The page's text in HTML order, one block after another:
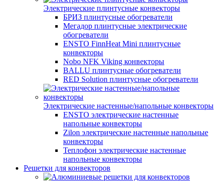
Электрические плинтусные конвекторы
БРИЗ плинтусные обогреватели
Мегадор плинтусные электрические
обогреватели
ENSTO FinnHeat Mini плинтусные
конвекторы
Nobo NFK Viking конвекторы
BALLU плинтусные обогреватели
RED Solution плинтусные обогреватели
Электрические настенные/напольные конвекторы
ENSTO электрические настенные
напольные конвекторы
Zilon электрические настенные напольные
конвекторы
Теплофон электрические настенные
напольные конвекторы
Решетки для конвекторов